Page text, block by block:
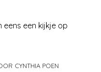
eens een kijkje op
CYNTHIA POEN